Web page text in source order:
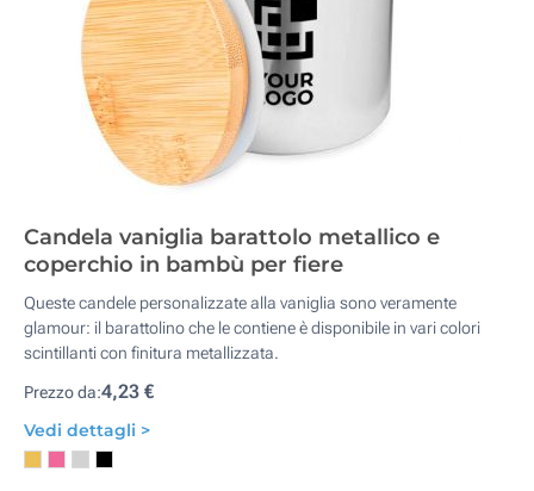
Candela vaniglia barattolo metallico e
coperchio in bambù per fiere
Queste candele personalizzate alla vaniglia sono veramente
glamour: il barattolino che le contiene è disponibile in vari colori
scintillanti con finitura metallizzata.
Prezzo da:4,23 €
Vedi dettagli >